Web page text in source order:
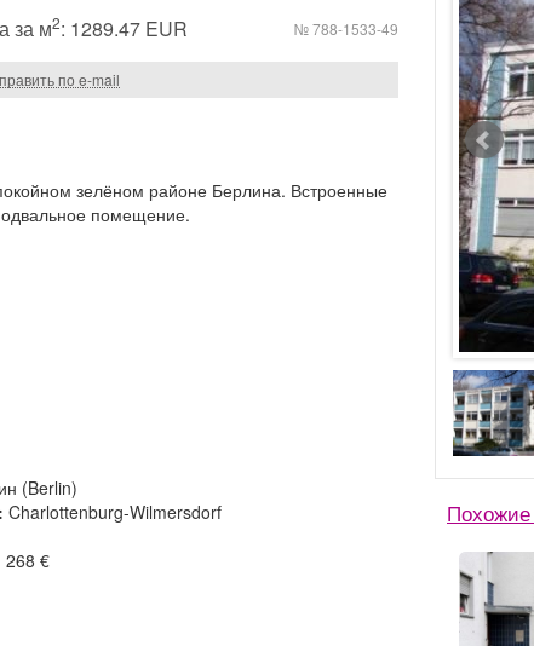
за м2: 1289.47 EUR № 788-1533-49
по e-mail
зелёном районе Берлина. Встроенные
помещение.
(Berlin)
Charlottenburg-Wilmersdorf
268 €